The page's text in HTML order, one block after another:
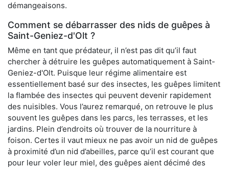
démangeaisons.
Comment se débarrasser des nids de guêpes à
Saint-Geniez-d'Olt ?
Même en tant que prédateur, il n’est pas dit qu’il faut
chercher à détruire les guêpes automatiquement à Saint-
Geniez-d'Olt. Puisque leur régime alimentaire est
essentiellement basé sur des insectes, les guêpes limitent
la flambée des insectes qui peuvent devenir rapidement
des nuisibles. Vous l’aurez remarqué, on retrouve le plus
souvent les guêpes dans les parcs, les terrasses, et les
jardins. Plein d’endroits où trouver de la nourriture à
foison. Certes il vaut mieux ne pas avoir un nid de guêpes
à proximité d’un nid d’abeilles, parce qu’il est courant que
pour leur voler leur miel, des guêpes aient décimé des